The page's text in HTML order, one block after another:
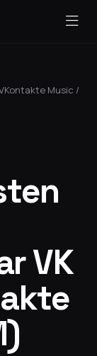
Music /
VK